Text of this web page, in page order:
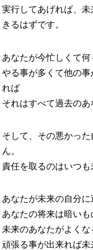
実行してあげれば、
きるはずです。
あなたが今忙しくて何
やる事が多くて他の
れば
それはすべて過去のあ
そして、その悪かっ
ん。
責任を取るのはいつも
あなたが未来の自分に
あなたの将来は暗いも
未来のあなたがよく
頑張る事が出来れば